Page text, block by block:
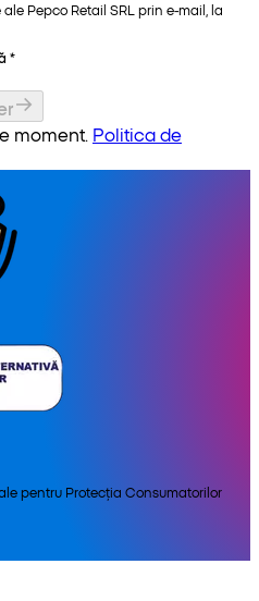
Pepco Retail SRL prin e-mail, la
*
moment. Politica de
pentru Protecția Consumatorilor